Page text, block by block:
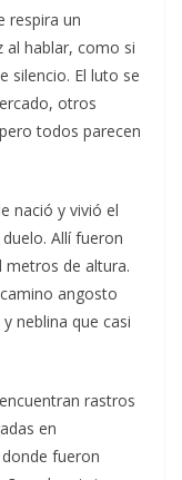
respira un
al hablar, como si
silencio. El luto se
otros
todos parecen
nació y vivió el
Allí fueron
metros de altura.
angosto
neblina que casi
rastros
en
fueron